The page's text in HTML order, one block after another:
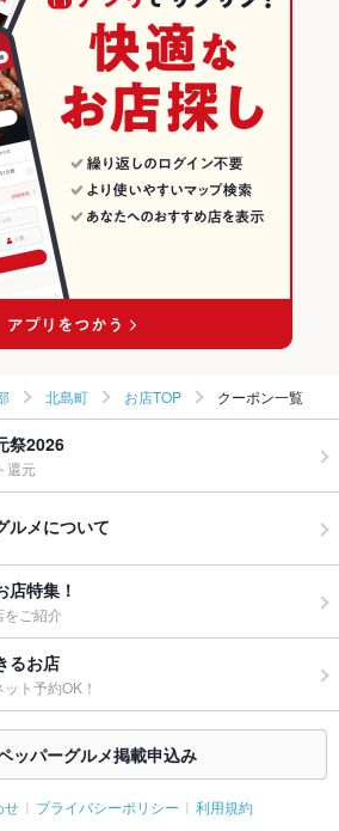
他
酒屋
・和洋・各国料理・その他
理・その他
チ
・その他
グ
ルメランキング
タリアン・フレンチランキング
タリアンランキング
ンチランキング
ング
北島町 お店TOP クーポン一覧
祭2026
還元
ルメについて
店特集！
をご紹介
るお店
ト予約OK！
ッパーグルメ掲載申込み
せ プライバシーポリシー 利用規約